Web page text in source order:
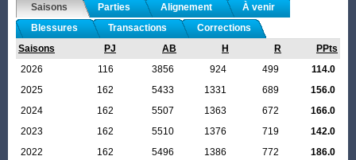
Saisons Parties Alignement
À venir
Blessures
Transactions
Corrections
Saisons
PJ AB H R
PPts
2026
116 3856 924 499
114.0
2025
162 5433 1331 689
156.0
2024
162 5507 1363 672
166.0
2023
162 5510 1376 719
142.0
2022
162 5496 1386 772
186.0